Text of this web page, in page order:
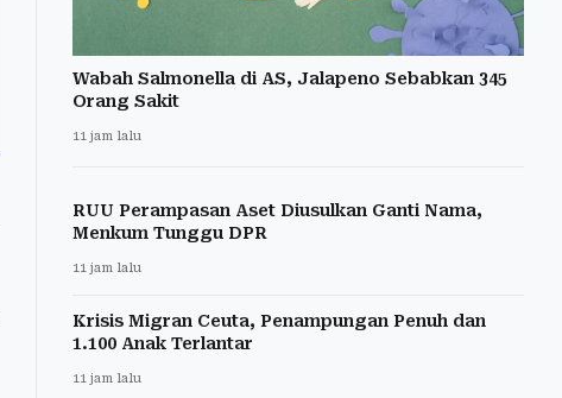
Wabah Salmonella di AS, Jalapeno Sebabkan 345
Orang Sakit
11 jam lalu
RUU Perampasan Aset Diusulkan Ganti Nama,
Menkum Tunggu DPR
11 jam lalu
Krisis Migran Ceuta, Penampungan Penuh dan
1.100 Anak Terlantar
11 jam lalu